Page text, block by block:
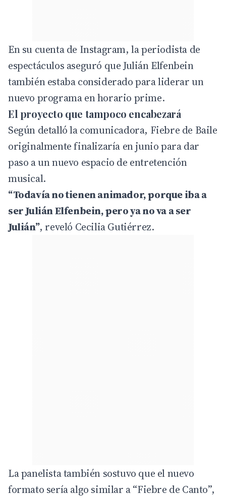
En su cuenta de Instagram, la periodista de
espectáculos aseguró que Julián Elfenbein
también estaba considerado para liderar un
nuevo programa en horario prime.
El proyecto que tampoco encabezará
Según detalló la comunicadora, Fiebre de Baile
originalmente finalizaría en junio para dar
paso a un nuevo espacio de entretención
musical.
“Todavía no tienen animador, porque iba a
ser Julián Elfenbein, pero ya no va a ser
Julián”, reveló Cecilia Gutiérrez.
La panelista también sostuvo que el nuevo
formato sería algo similar a “Fiebre de Canto”,